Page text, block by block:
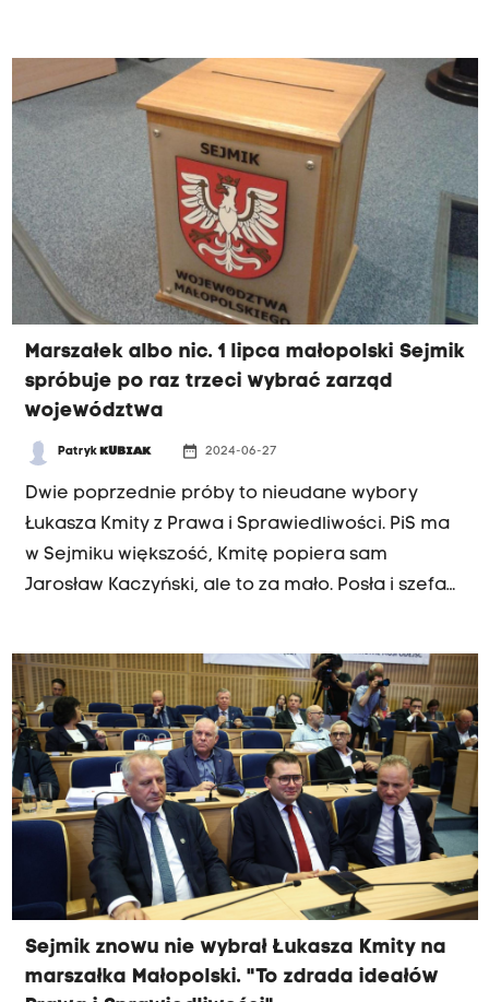
Marszałek albo nic. 1 lipca małopolski Sejmik
spróbuje po raz trzeci wybrać zarząd
województwa
Patryk KUBIAK date_range 2024-06-27
Dwie poprzednie próby to nieudane wybory
Łukasza Kmity z Prawa i Sprawiedliwości. PiS ma
w Sejmiku większość, Kmitę popiera sam
Jarosław Kaczyński, ale to za mało. Posła i szefa
Sejmik znowu nie wybrał Łukasza Kmity na
marszałka Małopolski. "To zdrada ideałów